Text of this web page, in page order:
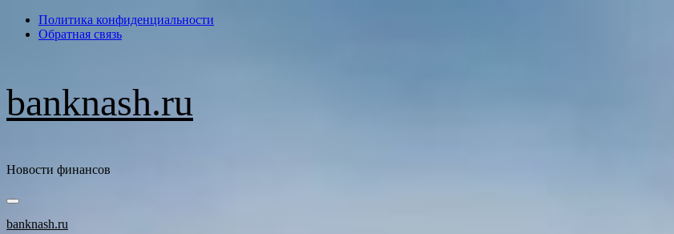
ПерейтиПолитика конфиденциальности
Обратная связь
banknash.ru
Новости финансов
Основное
меню
banknash.ru